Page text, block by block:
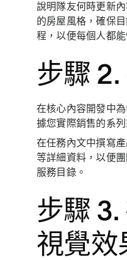
說明隊友何時更新
的房屋風格，確保
程，以便每個人都
步驟
在核心內容開發中
據您實際銷售的系
在任務內文中撰寫
等詳細資料，以便
服務目錄。
步驟
視覺效